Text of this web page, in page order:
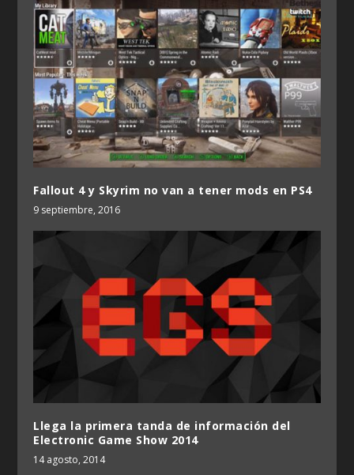
Fallout 4 y Skyrim no van a tener mods en PS4
9 septiembre, 2016
Llega la primera tanda de información del
Electronic Game Show 2014
14 agosto, 2014